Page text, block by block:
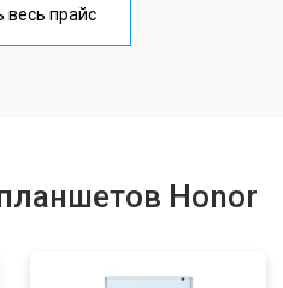
от 1750 ₽
весь прайс
Honor